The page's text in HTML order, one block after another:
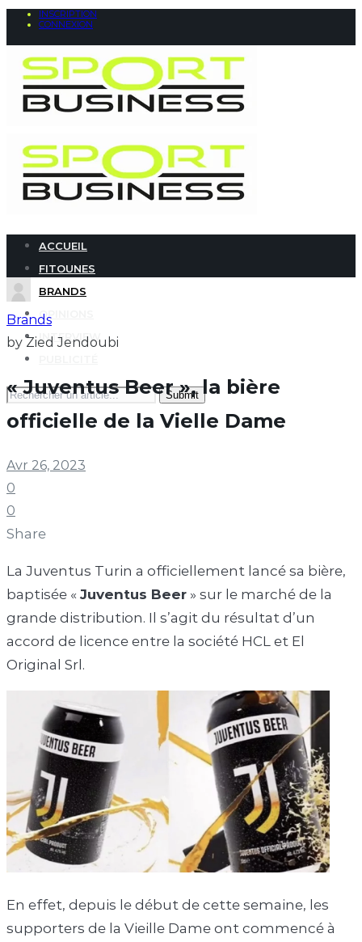
INSCRIPTION
CONNEXION
ACCUEIL
FITOUNES
BRANDS
OPINIONS
INTERVIEW
Search
for:
Brands
by Zied Jendoubi
« Juventus Beer », la bière
officielle de la Vielle Dame
Avr 26, 2023
0
0
Share
La Juventus Turin a officiellement lancé sa bière,
baptisée « Juventus Beer » sur le marché de la
grande distribution. Il s’agit du résultat d’un
accord de licence entre la société HCL et El
Original Srl.
En effet, depuis le début de cette semaine, les
supporters de la Vieille Dame ont commencé à